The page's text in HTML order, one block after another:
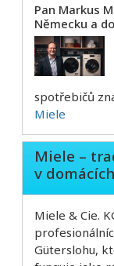
Pan Markus
Německu a
spotřebičů
Miele
Miele –
v
Miele & Cie.
Güterslohu,